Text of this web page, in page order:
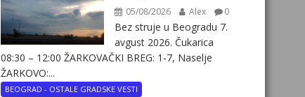
05/08/2026 Alex 0
Bez struje u Beogradu 7.
avgust 2026. Čukarica
08:30 – 12:00 ŽARKOVAČKI BREG: 1-7, Naselje
ŽARKOVO:...
BEOGRAD - OSTALE GRADSKE VESTI